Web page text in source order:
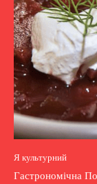
Я культурний
Гастрономічна